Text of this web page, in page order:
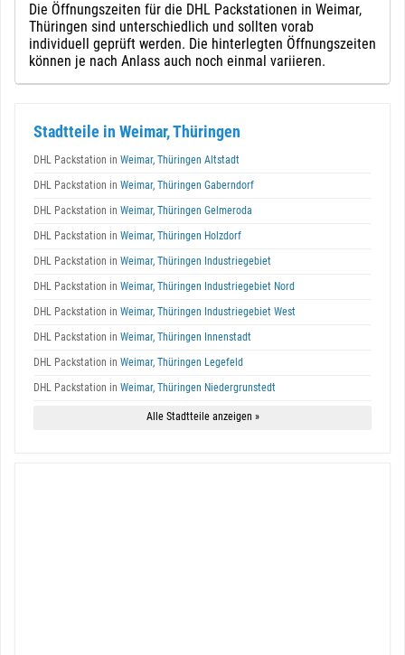
Die Öffnungszeiten für die DHL Packstationen in Weimar,
Thüringen sind unterschiedlich und sollten vorab
individuell geprüft werden. Die hinterlegten Öffnungszeiten
können je nach Anlass auch noch einmal variieren.
Stadtteile in Weimar, Thüringen
DHL Packstation in Weimar, Thüringen Altstadt
DHL Packstation in Weimar, Thüringen Gaberndorf
DHL Packstation in Weimar, Thüringen Gelmeroda
DHL Packstation in Weimar, Thüringen Holzdorf
DHL Packstation in Weimar, Thüringen Industriegebiet
DHL Packstation in Weimar, Thüringen Industriegebiet Nord
DHL Packstation in Weimar, Thüringen Industriegebiet West
DHL Packstation in Weimar, Thüringen Innenstadt
DHL Packstation in Weimar, Thüringen Legefeld
DHL Packstation in Weimar, Thüringen Niedergrunstedt
Alle Stadtteile anzeigen »